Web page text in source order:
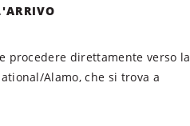
procedere direttamente verso la
Alamo, che si trova a